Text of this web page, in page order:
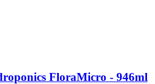
FloraMicro - 946ml